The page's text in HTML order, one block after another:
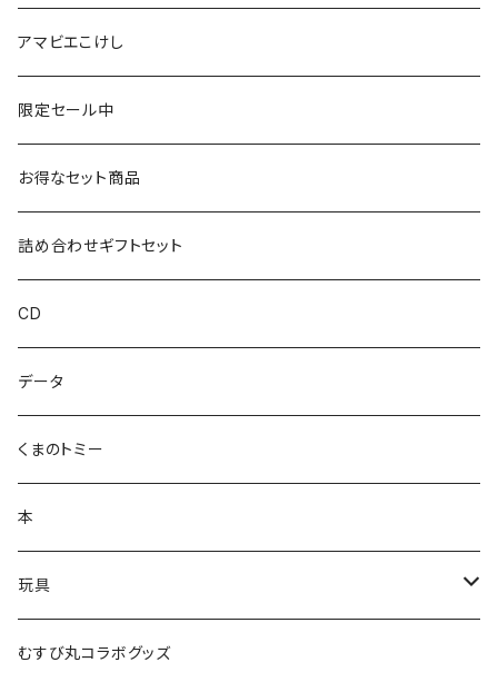
ばんつぁん
ズンダリアンシリーズ
コケゾン
メモ帳
クリアファイル
アマビエこけし
限定セール中
お得なセット商品
詰め合わせギフトセット
CD
データ
くまのトミー
本
玩具
かるた
むすび丸コラボグッズ